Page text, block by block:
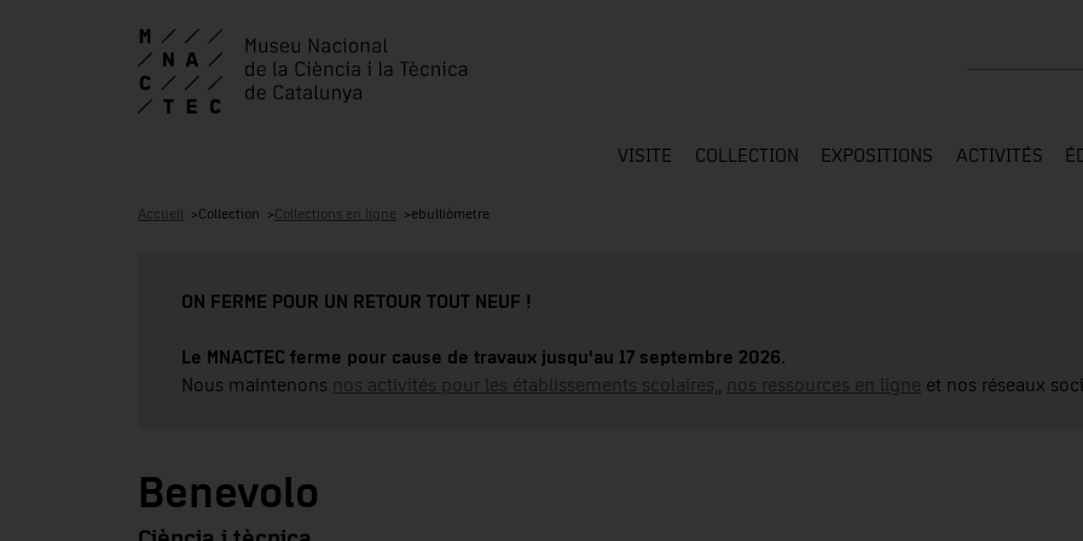
VISITE COLLECTION EXPOSITIONS ACTIVITÉS
Accueil Collection Collections en ligne ebulliòmetre
ON FERME POUR UN RETOUR TOUT NEUF !
Le MNACTEC ferme pour cause de travaux jusqu'au 17 septembre 2026.
Nous maintenons nos activités pour les établissements scolaires, nos ressources en ligne et nos réseaux
Benevolo